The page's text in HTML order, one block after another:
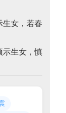
生女，若春
示生女，慎